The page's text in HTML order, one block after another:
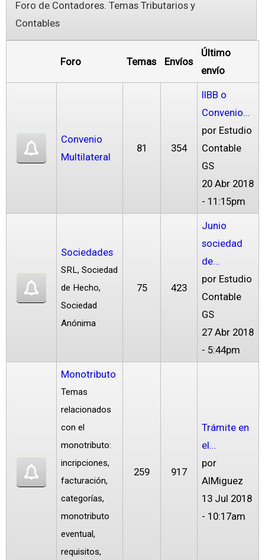
Foro de Contadores. Temas Tributarios y
Contables
Foro Temas Envíos
Último
envío
Convenio
Multilateral
81 354
IIBB o
Convenio...
por Estudio
Contable
GS
20 Abr 2018
- 11:15pm
Sociedades
SRL, Sociedad
de Hecho,
Sociedad
Anónima
75 423
Junio
sociedad
de...
por Estudio
Contable
GS
27 Abr 2018
- 5:44pm
Monotributo
Temas
relacionados
con el
monotributo:
incripciones,
facturación,
categorías,
monotributo
eventual,
requisitos,
259 917
Trámite en
el...
por
AlMiguez
13 Jul 2018
- 10:17am